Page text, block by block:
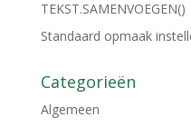
TEKST.SAMENVOEGEN()
Standaard opmaak
Categorieën
Algemeen